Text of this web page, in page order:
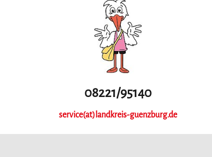
08221/95140
service(at)landkreis-guenzburg.de